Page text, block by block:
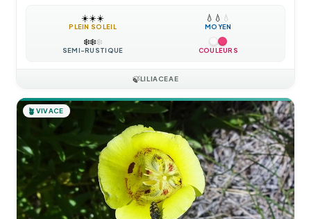
☀️☀️☀️
PLEIN SOLEIL
💧 💧 💧
MOYEN
❄️❄️❄️
SEMI-RUSTIQUE COULEURS
🍃LILIACEAE
🪴 VIVACE